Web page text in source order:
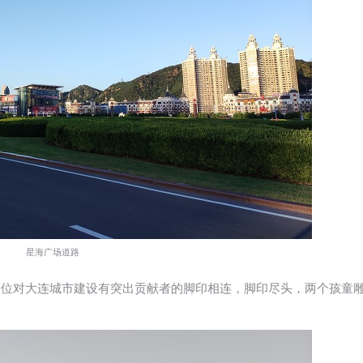
星海广场道路
对大连城市建设有突出贡献者的脚印相连，脚印尽头，两个孩童